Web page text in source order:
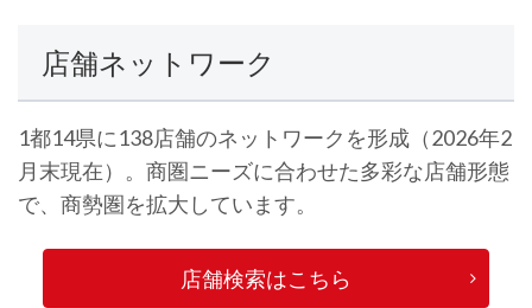
店舗ネットワーク
1都14県に138店舗のネットワークを形成（2026年2
月末現在）。商圏ニーズに合わせた多彩な店舗形態
で、商勢圏を拡大しています。
店舗検索はこちら